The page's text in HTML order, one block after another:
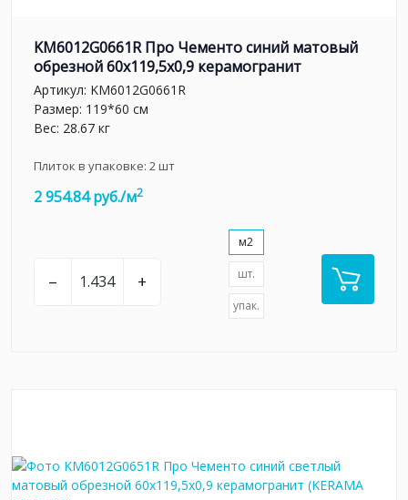
KM6012G0661R Про Чементо синий матовый
обрезной 60х119,5x0,9 керамогранит
Артикул: KM6012G0661R
Размер: 119*60 см
Вес: 28.67 кг
Плиток в упаковке: 2шт
2 954.84 руб./м2
– +
м2
шт.
упак.